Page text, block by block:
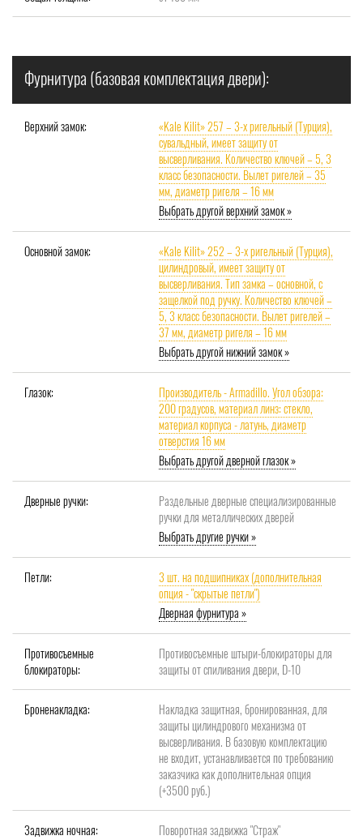
Фурнитура (базовая комплектация двери):
Верхний замок:
«Kale Kilit» 257 – 3-х ригельный (Турция),
сувальдный, имеет защиту от
высверливания. Количество ключей – 5, 3
класс безопасности. Вылет ригелей – 35
мм, диаметр ригеля – 16 мм
Выбрать другой верхний замок »
Основной замок:
«Kale Kilit» 252 – 3-х ригельный (Турция),
цилиндровый, имеет защиту от
высверливания. Тип замка – основной, с
защелкой под ручку. Количество ключей –
5, 3 класс безопасности. Вылет ригелей –
37 мм, диаметр ригеля – 16 мм
Выбрать другой нижний замок »
Глазок:
Производитель - Armadillo. Угол обзора:
200 градусов, материал линз: стекло,
материал корпуса - латунь, диаметр
отверстия 16 мм
Выбрать другой дверной глазок »
Дверные ручки:
Раздельные дверные специализированные
ручки для металлических дверей
Выбрать другие ручки »
Петли:
3 шт. на подшипниках (дополнительная
опция - "скрытые петли")
Дверная фурнитура »
Противосъемные
блокираторы:
Противосъемные штыри-блокираторы для
защиты от спиливания двери, D-10
Броненакладка:
Накладка защитная, бронированная, для
защиты цилиндрового механизма от
высверливания. В базовую комплектацию
не входит, устанавливается по требованию
заказчика как дополнительная опция
(+3500 руб.)
Задвижка ночная: Поворотная задвижка "Страж"